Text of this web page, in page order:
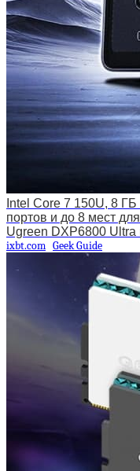
Intel Core 7 150U, 8
портов и до 8 мест
Ugreen DXP6800
ixbt.com Geek Guide